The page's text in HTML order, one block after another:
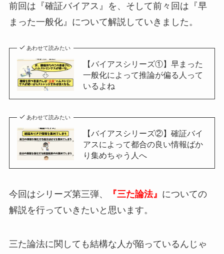
前回は『確証バイアス』を、そして前々回は『早
まった一般化』について解説していきました。
あわせて読みたい
【バイアスシリーズ①】早まった
一般化によって推論が偏る人って
いるよね
あわせて読みたい
【バイアスシリーズ②】確証バイ
アスによって都合の良い情報ばか
り集めちゃう人へ
今回はシリーズ第三弾、 『三た論法』 についての
解説を行っていきたいと思います。
三た論法に関しても結構な人が陥っているんじゃ